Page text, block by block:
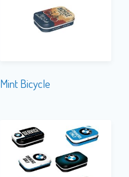
Mint Bicycle